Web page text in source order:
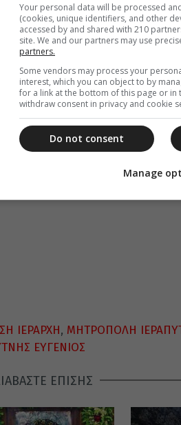
ΙΕΡΑΡΧΗ, ΜΗΤΡΟΠΟΛΗ
ΕΥΓΕΝΙΟΣ
ΕΠΙΣΗΣ
Your personal data will be processed
(cookies, unique identifiers, and other
accessed by and shared with 210
site. We and our partners may use
partners.
Some vendors may process your
interest, which you can object to by
for a link at the bottom of this page or in
withdraw consent in privacy and cookie
Do not consent
Manage